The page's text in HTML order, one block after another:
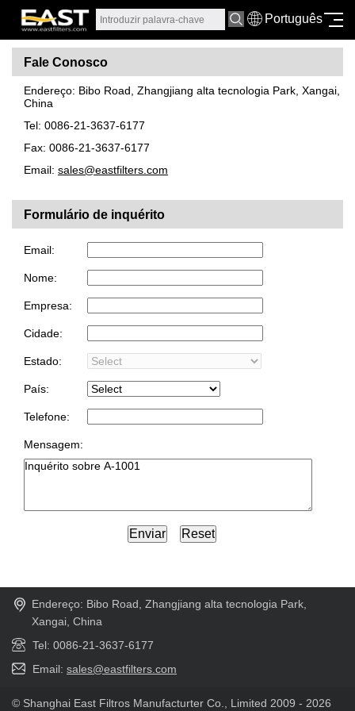
Português
Fale Conosco
Endereço: Bibo Road, Zhangjiang alta tecnologia Park, Xangai,
China
Tel: 0086-21-3637-6177
Fax: 0086-21-3637-6177
Email: sales@eastfilters.com
Formulário de inquérito
Email:
Nome:
Empresa:
Cidade:
Estado:
País:
Telefone:
Mensagem:
Endereço: Bibo Road, Zhangjiang alta tecnologia Park,
Xangai, China
Tel: 0086-21-3637-6177
Email: sales@eastfilters.com
© Shanghai East Filtros Manufacturter Co., Limited 2009 - 2026